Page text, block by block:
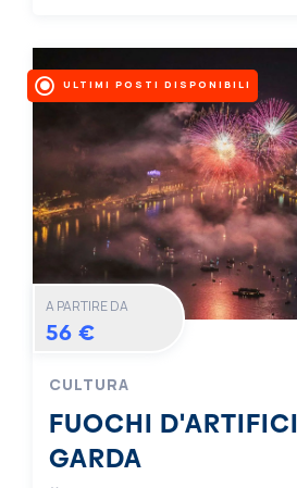
ULTIMI POSTI DISPONIBILI
A PARTIRE DA
56 €
CULTURA
FUOCHI
GARDA